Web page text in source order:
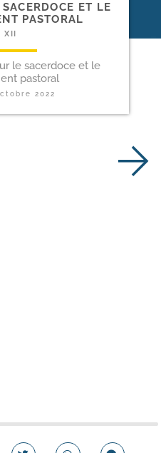
ET LE
PASTORAL
XII
le sacerdoce et le
pastoral
2022